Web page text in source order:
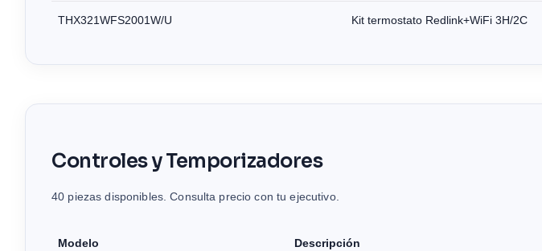
THX321WFS2001W/U Kit termostato Redlink+WiFi 3H/2C
Controles y Temporizadores
40 piezas disponibles. Consulta precio con tu ejecutivo.
Modelo Descripción